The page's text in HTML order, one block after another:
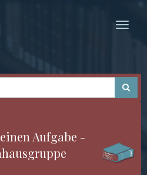
Toggle
Aufgabe -